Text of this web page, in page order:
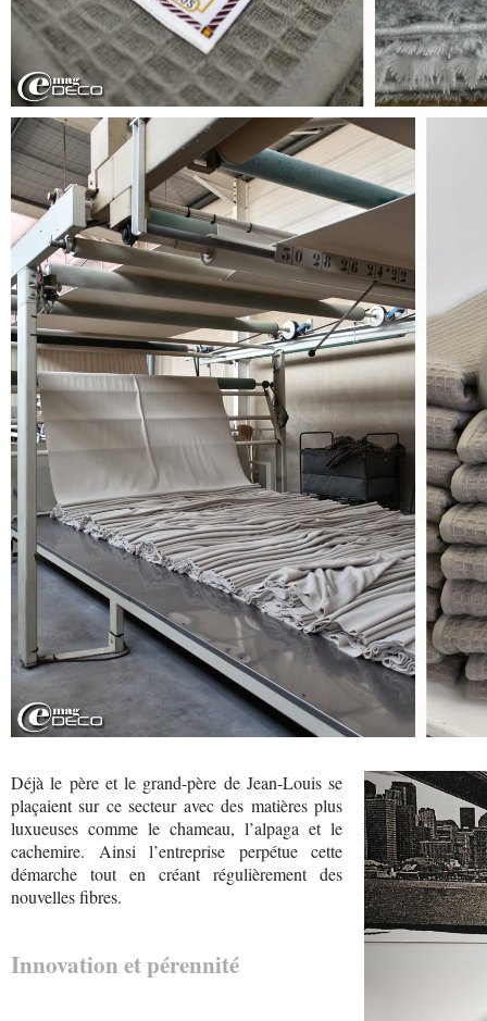
Déjà le père et le grand-père de Jean-Louis se
plaçaient sur ce secteur avec des matières plus
luxueuses comme le chameau, l’alpaga et le
cachemire. Ainsi l’entreprise perpétue cette
démarche tout en créant régulièrement des
nouvelles fibres.
Innovation et pérennité